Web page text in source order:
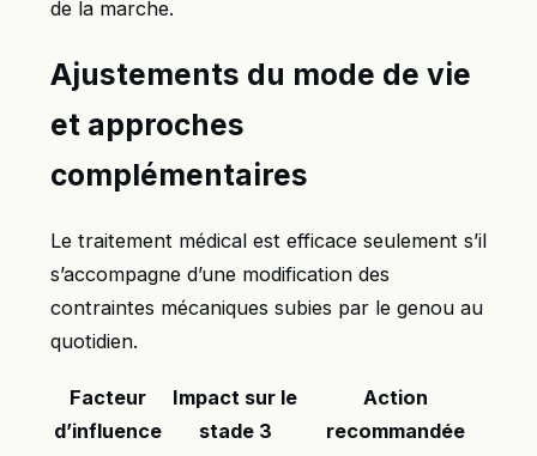
de la marche.
Ajustements du mode de vie
et approches
complémentaires
Le traitement médical est efficace seulement s’il
s’accompagne d’une modification des
contraintes mécaniques subies par le genou au
quotidien.
Facteur
d’influence
Impact sur le
stade 3
Action
recommandée